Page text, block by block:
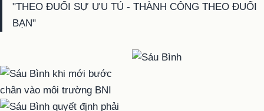
"THEO ĐUỔI SỰ ƯU TÚ - THÀNH CÔNG THEO ĐUỔI
BẠN"